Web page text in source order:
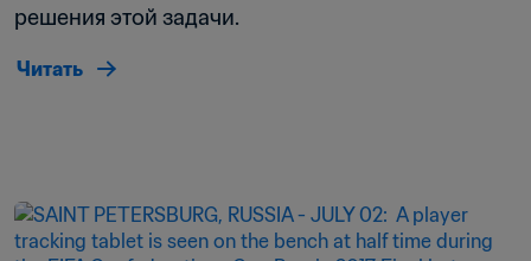
решения этой задачи.
Читать